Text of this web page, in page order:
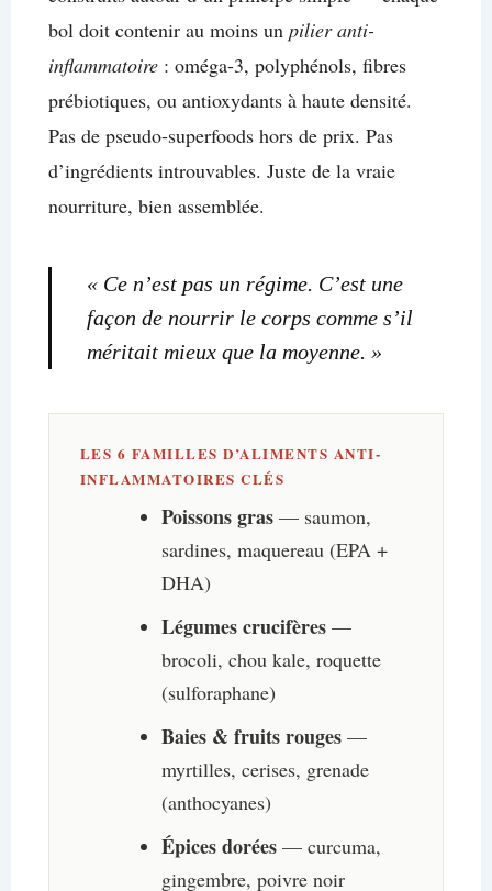
bol doit contenir au moins un pilier anti-
inflammatoire: oméga-3, polyphénols, fibres
prébiotiques, ou antioxydants à haute densité.
Pas de pseudo-superfoods hors de prix. Pas
d’ingrédients introuvables. Juste de la vraie
nourriture, bien assemblée.
« Ce n’est pas un régime. C’est une
façon de nourrir le corps comme s’il
méritait mieux que la moyenne. »
LES 6 FAMILLES D’ALIMENTS ANTI-
INFLAMMATOIRES CLÉS
Poissons gras— saumon,
sardines, maquereau (EPA +
DHA)
Légumes crucifères—
brocoli, chou kale, roquette
(sulforaphane)
Baies & fruits rouges—
myrtilles, cerises, grenade
(anthocyanes)
Épices dorées— curcuma,
gingembre, poivre noir